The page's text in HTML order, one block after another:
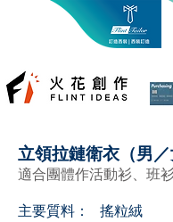
立領拉鏈衛衣（男／
適合團體作活動衫、班
主要質料： 搖粒絨